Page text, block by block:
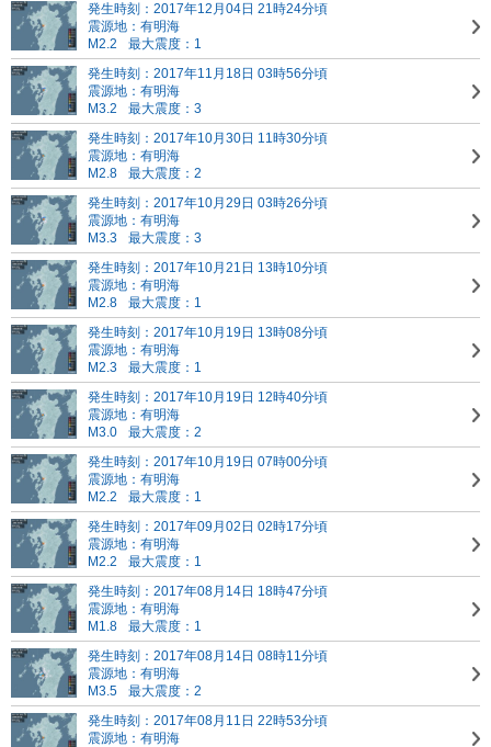
発生時刻：2017年12月04日 21時24分頃
震源地：有明海
M2.2
最大震度：1
発生時刻：2017年11月18日 03時56分頃
震源地：有明海
M3.2
最大震度：3
発生時刻：2017年10月30日 11時30分頃
震源地：有明海
M2.8
最大震度：2
発生時刻：2017年10月29日 03時26分頃
震源地：有明海
M3.3
最大震度：3
発生時刻：2017年10月21日 13時10分頃
震源地：有明海
M2.8
最大震度：1
発生時刻：2017年10月19日 13時08分頃
震源地：有明海
M2.3
最大震度：1
発生時刻：2017年10月19日 12時40分頃
震源地：有明海
M3.0
最大震度：2
発生時刻：2017年10月19日 07時00分頃
震源地：有明海
M2.2
最大震度：1
発生時刻：2017年09月02日 02時17分頃
震源地：有明海
M2.2
最大震度：1
発生時刻：2017年08月14日 18時47分頃
震源地：有明海
M1.8
最大震度：1
発生時刻：2017年08月14日 08時11分頃
震源地：有明海
M3.5
最大震度：2
発生時刻：2017年08月11日 22時53分頃
震源地：有明海